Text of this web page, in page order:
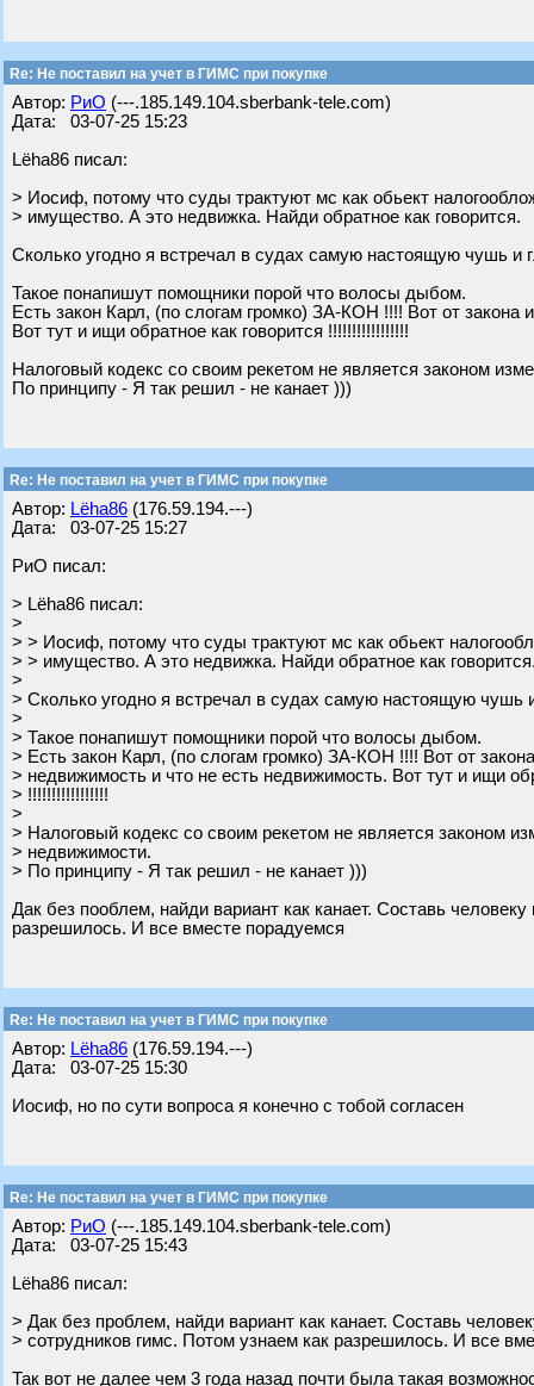
Re: Не поставил на учет в ГИМС при покупке
Автор: РиО (---.185.149.104.sberbank-tele.com)
Дата: 03-07-25 15:23
Lёha86 писал:
> Иосиф, потому что суды трактуют мс как обьект
> имущество. А это недвижка. Найди обратное как говорится.
Сколько угодно я встречал в судах самую настоящую чушь и
Такое понапишут помощники порой что волосы дыбом.
Есть закон Карл, (по слогам громко) ЗА-КОН !!!! Вот от
Вот тут и ищи обратное как говорится !!!!!!!!!!!!!!!!!
Налоговый кодекс со своим рекетом не является законом
По принципу - Я так решил - не канает )))
Re: Не поставил на учет в ГИМС при покупке
Автор: Lёha86 (176.59.194.---)
Дата: 03-07-25 15:27
РиО писал:
> Lёha86 писал:
>
> > Иосиф, потому что суды трактуют мс как обьект
> > имущество. А это недвижка. Найди обратное как
>
> Сколько угодно я встречал в судах самую настоящую чушь
>
> Такое понапишут помощники порой что волосы дыбом.
> Есть закон Карл, (по слогам громко) ЗА-КОН !!!! Вот от
> недвижимость и что не есть недвижимость. Вот тут и ищи
> !!!!!!!!!!!!!!!!!
>
> Налоговый кодекс со своим рекетом не является законом
> недвижимости.
> По принципу - Я так решил - не канает )))
Дак без пооблем, найди вариант как канает. Составь
разрешилось. И все вместе порадуемся
Re: Не поставил на учет в ГИМС при покупке
Автор: Lёha86 (176.59.194.---)
Дата: 03-07-25 15:30
Иосиф, но по сути вопроса я конечно с тобой согласен
Re: Не поставил на учет в ГИМС при покупке
Автор: РиО (---.185.149.104.sberbank-tele.com)
Дата: 03-07-25 15:43
Lёha86 писал:
> Дак без проблем, найди вариант как канает. Составь
> сотрудников гимс. Потом узнаем как разрешилось. И все
Так вот не далее чем 3 года назад почти была такая